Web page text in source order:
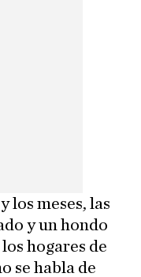
los meses, las
y un hondo
hogares de
se habla de